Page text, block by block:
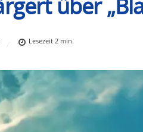
über
Lesezeit2 min.